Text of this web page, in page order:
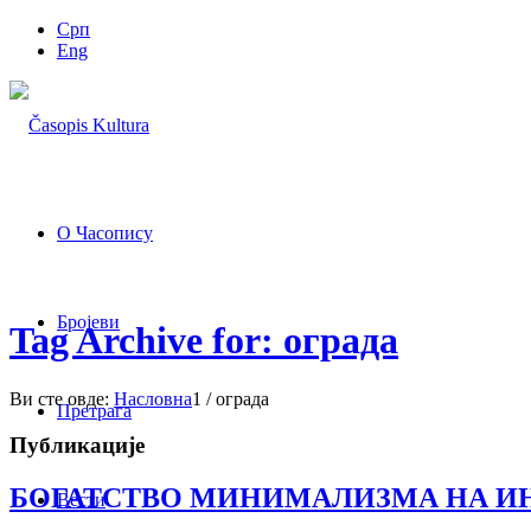
Срп
Eng
О Часопису
Бројеви
Претрага
Вести
Tag Archive for: ограда
Ви сте овде: Насловна1 / ограда
Публикације
БОГАТСТВО МИНИМАЛИЗМА НА